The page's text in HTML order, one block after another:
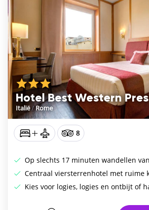
Hotel Best Western
Italië/Rome
8
Op slechts 17 minuten wandellen
Centraal viersterrenhotel met ruime
Kies voor logies, logies en ontbijt of